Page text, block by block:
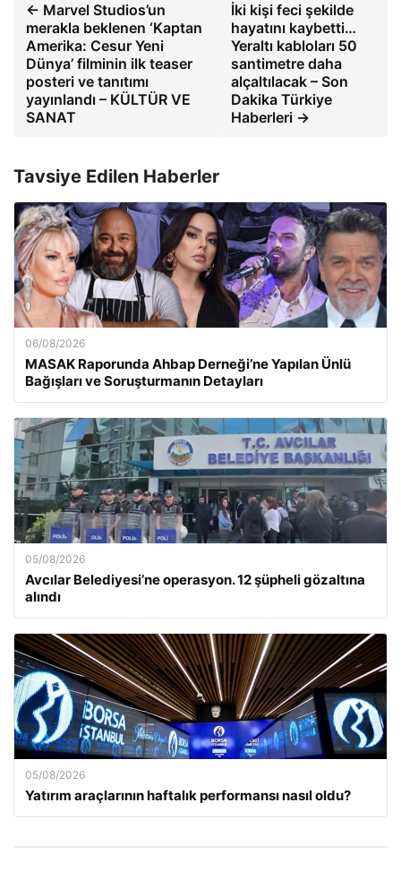
← Marvel Studios’un
merakla beklenen ‘Kaptan
Amerika: Cesur Yeni
Dünya’ filminin ilk teaser
posteri ve tanıtımı
yayınlandı – KÜLTÜR VE
SANAT
İki kişi feci şekilde
hayatını kaybetti…
Yeraltı kabloları 50
santimetre daha
alçaltılacak – Son
Dakika Türkiye
Haberleri →
Tavsiye Edilen Haberler
06/08/2026
MASAK Raporunda Ahbap Derneği’ne Yapılan Ünlü
Bağışları ve Soruşturmanın Detayları
05/08/2026
Avcılar Belediyesi’ne operasyon. 12 şüpheli gözaltına
alındı
05/08/2026
Yatırım araçlarının haftalık performansı nasıl oldu?